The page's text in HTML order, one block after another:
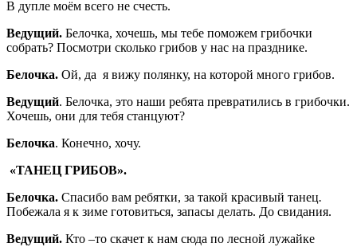
В дупле моём всего не счесть.
Ведущий. Белочка, хочешь, мы тебе поможем грибочки
собрать? Посмотри сколько грибов у нас на празднике.
Белочка. Ой, да я вижу полянку, на которой много грибов.
Ведущий. Белочка, это наши ребята превратились в грибочки.
Хочешь, они для тебя станцуют?
Белочка. Конечно, хочу.
«ТАНЕЦ ГРИБОВ».
Белочка. Спасибо вам ребятки, за такой красивый танец.
Побежала я к зиме готовиться, запасы делать. До свидания.
Ведущий. Кто –то скачет к нам сюда по лесной лужайке